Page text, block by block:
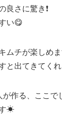
良さに驚き❗
い😋
ムチが楽しめ
と出てきてく
作る、ここで
す☀